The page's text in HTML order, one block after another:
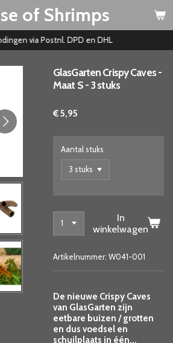
of Shrimps
via Postnl. DPD en DHL
GlasGarten Crispy Caves -
Maat S - 3 stuks
€ 5,95
Aantal stuks
In
winkelwagen
Artikelnummer: W041-001
De nieuwe Crispy Caves
van GlasGarten zijn
eetbare buizen / grotten
en dus voedsel en
schuilplaats in één...